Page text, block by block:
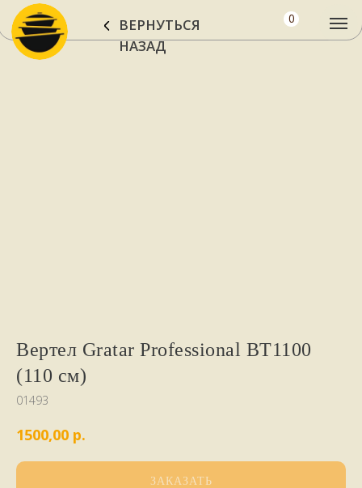
ВЕРНУТЬСЯ
НАЗАД
Вертел Gratar Professional BT1100
(110 см)
01493
1500,00 р.
ЗАКАЗАТЬ